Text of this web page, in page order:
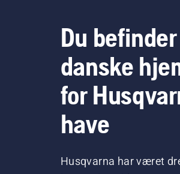
Du
danske
for
have
Husqvarna har været